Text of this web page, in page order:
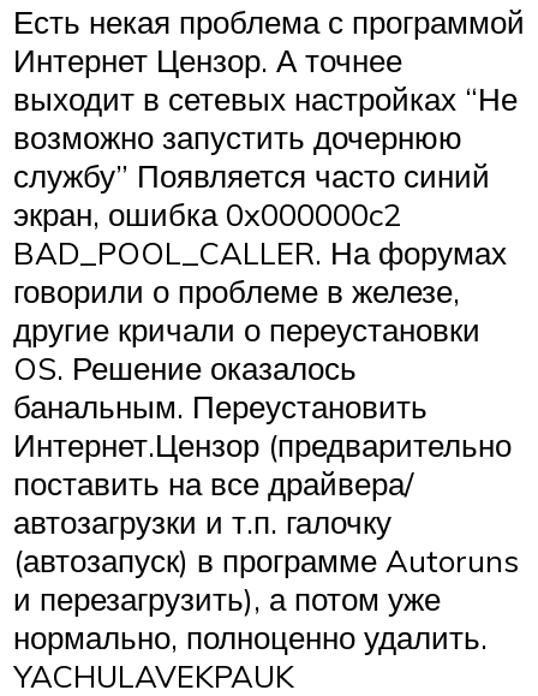
Есть некая проблема с программой
Интернет Цензор. А точнее
выходит в сетевых настройках “Не
возможно запустить дочернюю
службу” Появляется часто синий
экран, ошибка 0x000000c2
BAD_POOL_CALLER. На форумах
говорили о проблеме в железе,
другие кричали о переустановки
OS. Решение оказалось
банальным. Переустановить
Интернет.Цензор (предварительно
поставить на все драйвера/
автозагрузки и т.п. галочку
(автозапуск) в программе Autoruns
и перезагрузить), а потом уже
нормально, полноценно удалить.
YACHULAVEKPAUK